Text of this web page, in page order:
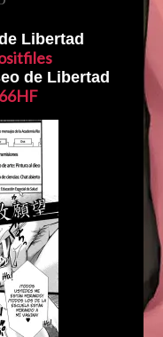
Libertad
de Libertad